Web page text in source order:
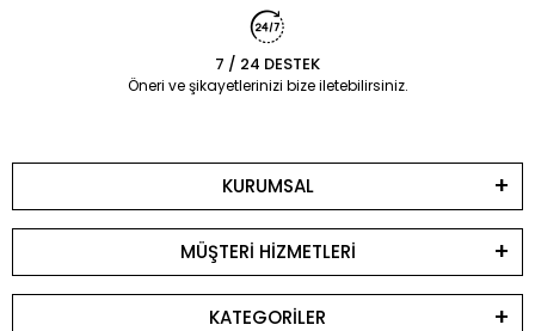
7 / 24 DESTEK
Öneri ve şikayetlerinizi bize iletebilirsiniz.
KURUMSAL
MÜŞTERİ HİZMETLERİ
KATEGORİLER